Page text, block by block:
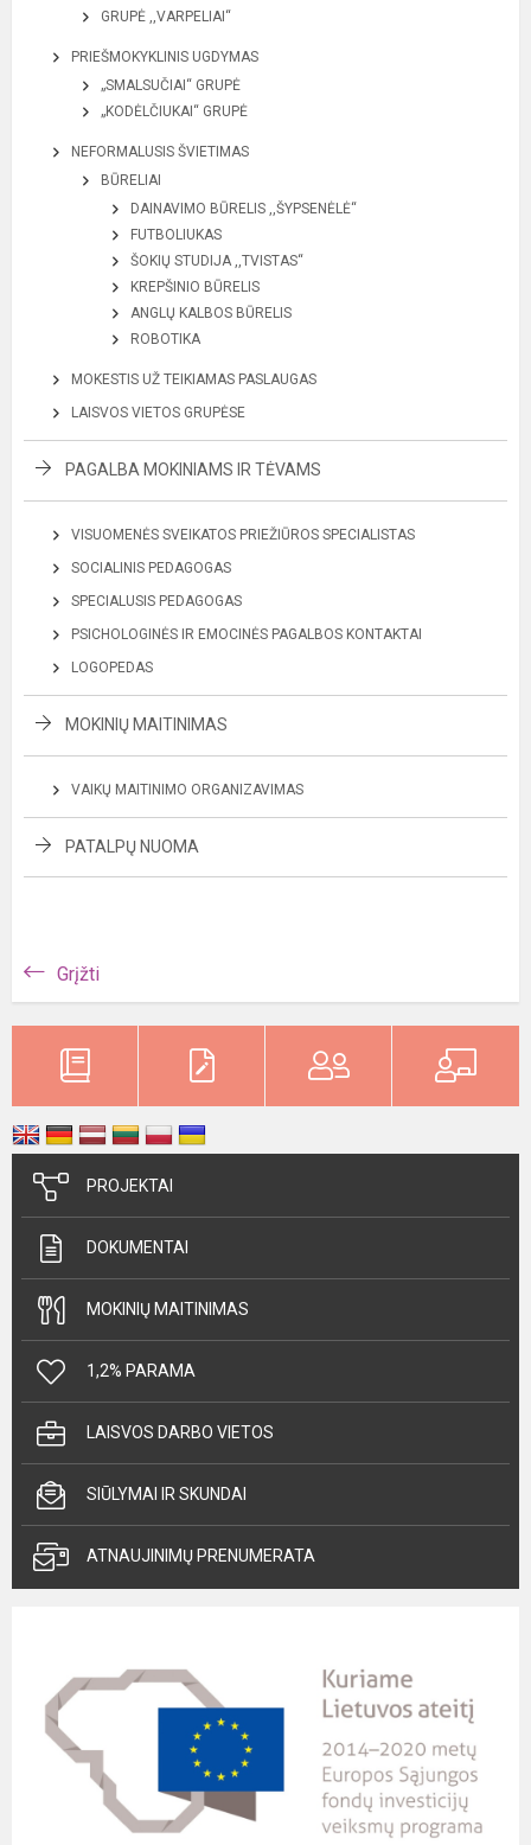
GRUPĖ ,,VARPELIAI“
PRIEŠMOKYKLINIS UGDYMAS
„SMALSUČIAI“ GRUPĖ
„KODĖLČIUKAI“ GRUPĖ
NEFORMALUSIS ŠVIETIMAS
BŪRELIAI
DAINAVIMO BŪRELIS ,,ŠYPSENĖLĖ“
FUTBOLIUKAS
ŠOKIŲ STUDIJA ,,TVISTAS“
KREPŠINIO BŪRELIS
ANGLŲ KALBOS BŪRELIS
ROBOTIKA
MOKESTIS UŽ TEIKIAMAS PASLAUGAS
LAISVOS VIETOS GRUPĖSE
PAGALBA MOKINIAMS IR TĖVAMS
VISUOMENĖS SVEIKATOS PRIEŽIŪROS SPECIALISTAS
SOCIALINIS PEDAGOGAS
SPECIALUSIS PEDAGOGAS
PSICHOLOGINĖS IR EMOCINĖS PAGALBOS KONTAKTAI
LOGOPEDAS
MOKINIŲ MAITINIMAS
VAIKŲ MAITINIMO ORGANIZAVIMAS
PATALPŲ NUOMA
Grįžti
PROJEKTAI
DOKUMENTAI
MOKINIŲ MAITINIMAS
1,2% PARAMA
LAISVOS DARBO VIETOS
SIŪLYMAI IR SKUNDAI
ATNAUJINIMŲ PRENUMERATA